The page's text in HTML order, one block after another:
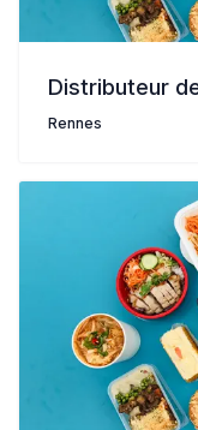
Distributeur
Rennes